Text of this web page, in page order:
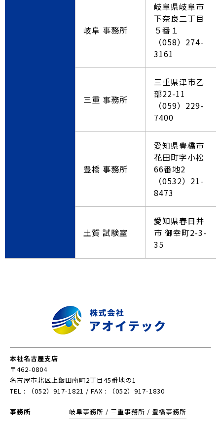
岐阜 事務所
岐阜県岐阜市
下奈良二丁目
５番１
（058）274-
3161
三重 事務所
三重県津市乙
部22-11
（059）229-
7400
豊橋 事務所
愛知県豊橋市
花田町字小松
66番地2
（0532）21-
8473
土質 試験室
愛知県春日井
市 御幸町2-3-
35
本社名古屋支店
〒462-0804
名古屋市北区上飯田南町2丁目45番地の1
TEL : （052）917-1821 / FAX : （052）917-1830
事務所 岐阜事務所 / 三重事務所 / 豊橋事務所